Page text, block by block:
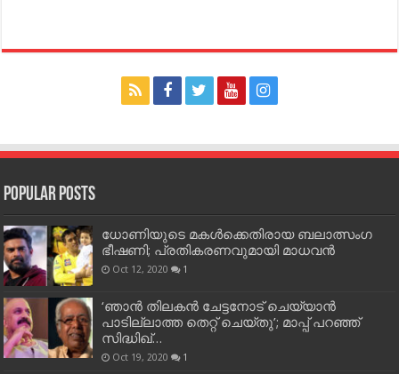
Popular Posts
ധോണിയുടെ മകള്‍ക്കെതിരായ ബലാത്സംഗ
ഭീഷണി; പ്രതികരണവുമായി മാധവന്‍
Oct 12, 2020 1
‘ഞാന്‍ തിലകന്‍ ചേട്ടനോട് ചെയ്യാന്‍
പാടില്ലാത്ത തെറ്റ് ചെയ്തു’; മാപ്പ് പറഞ്ഞ്
സിദ്ധിഖ്…
Oct 19, 2020 1